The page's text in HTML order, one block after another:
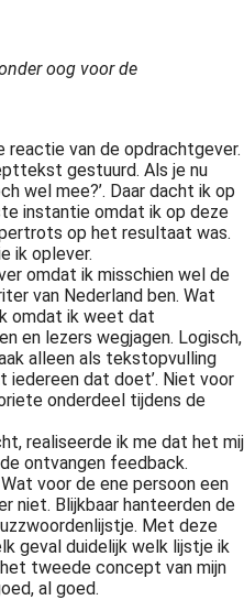
oog voor de
van de opdrachtgever.
gestuurd. Als je nu
wel mee?’. Daar dacht ik op
instantie omdat ik op deze
op het resultaat was.
ik oplever.
omdat ik misschien wel de
van Nederland ben. Wat
omdat ik weet dat
en lezers wegjagen. Logisch,
alleen als tekstopvulling
iedereen dat doet’. Niet voor
onderdeel tijdens de
realiseerde ik me dat het mij
ontvangen feedback.
voor de ene persoon een
niet. Blijkbaar hanteerden de
Met deze
geval duidelijk welk lijstje ik
tweede concept van mijn
al goed.